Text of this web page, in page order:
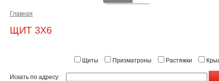
Главная
ЩИТ 3X6
Щиты Призматроны Растяжки
Искать по адресу: